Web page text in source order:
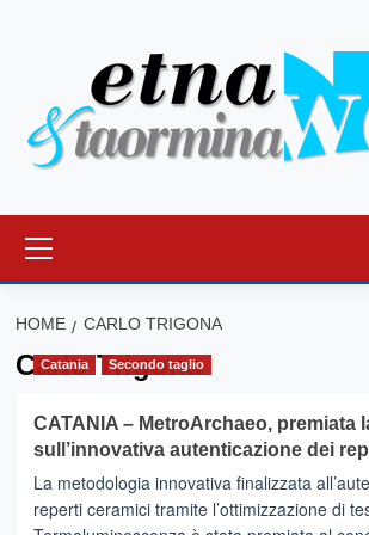
principale
HOME CARLO TRIGONA
Carlo Trigona
Catania Secondo taglio
CATANIA – MetroArchaeo, premiata
sull’innovativa autenticazione dei
La metodologia innovativa finalizzata
reperti ceramici tramite l’ottimizzazione di